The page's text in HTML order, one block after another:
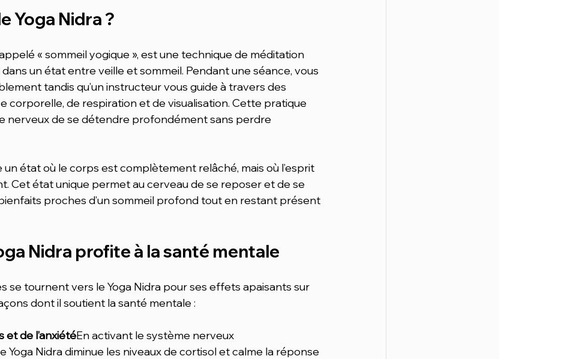
Yoga Nidra ?
« sommeil yogique », est une technique de méditation
un état entre veille et sommeil. Pendant une séance, vous
tandis qu’un instructeur vous guide à travers des
corporelle, de respiration et de visualisation. Cette pratique
nerveux de se détendre profondément sans perdre
un état où le corps est complètement relâché, mais où l’esprit
Cet état unique permet au cerveau de se reposer et de se
proches d’un sommeil profond tout en restant présent
Nidra profite à la santé mentale
se tournent vers le Yoga Nidra pour ses effets apaisants sur
dont il soutient la santé mentale :
et de l’anxiétéEn activant le système nerveux
Yoga Nidra diminue les niveaux de cortisol et calme la réponse